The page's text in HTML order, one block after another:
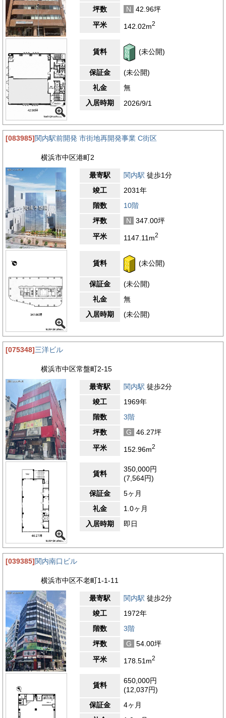
坪数
N
42.96坪
平米
142.02m2
賃料 (未公開)
保証金
(未公開)
礼金
無
入居時期
2026/9/1
[083985]関内駅前開発 市街地再開発事業 C街区
横浜市中区港町2
最寄駅 関内駅 徒歩1分
竣工
2031年
階数
10階
坪数
N
347.00坪
平米
1147.11m2
賃料 (未公開)
保証金
(未公開)
礼金
無
入居時期
(未公開)
[075348]三洋ビル
横浜市中区常盤町2-15
最寄駅 関内駅 徒歩2分
竣工
1969年
階数
3階
坪数
G
46.27坪
平米
152.96m2
賃料
350,000円
(7,564円)
保証金
5ヶ月
礼金
1.0ヶ月
入居時期
即日
[039385]関内南口ビル
横浜市中区不老町1-1-11
最寄駅 関内駅 徒歩2分
竣工
1972年
階数
3階
坪数
G
54.00坪
平米
178.51m2
賃料
650,000円
(12,037円)
保証金
4ヶ月